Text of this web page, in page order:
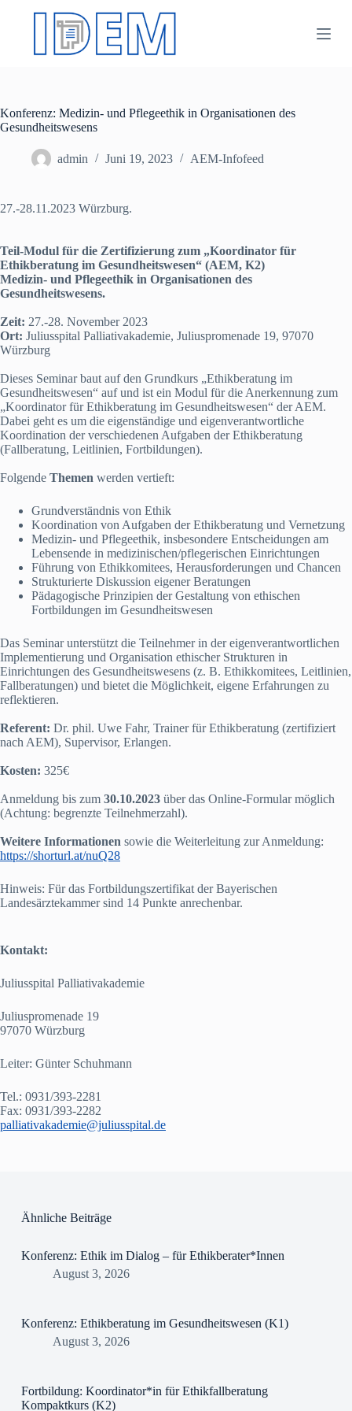
l
t
g
Konferenz: Medizin- und Pflegeethik in Organisationen des
Gesundheitswesens
admin Juni 19, 2023 AEM-Infofeed
27.-28.11.2023 Würzburg.
Teil-Modul für die Zertifizierung zum „Koordinator für
Ethikberatung im Gesundheitswesen“ (AEM, K2)
Medizin- und Pflegeethik in Organisationen des
Gesundheitswesens.
Zeit: 27.-28. November 2023
Ort: Juliusspital Palliativakademie, Juliuspromenade 19, 97070
Würzburg
Dieses Seminar baut auf den Grundkurs „Ethikberatung im
Gesundheitswesen“ auf und ist ein Modul für die Anerkennung zum
„Koordinator für Ethikberatung im Gesundheitswesen“ der AEM.
Dabei geht es um die eigenständige und eigenverantwortliche
Koordination der verschiedenen Aufgaben der Ethikberatung
(Fallberatung, Leitlinien, Fortbildungen).
Folgende Themen werden vertieft:
Grundverständnis von Ethik
Koordination von Aufgaben der Ethikberatung und Vernetzung
Medizin- und Pflegeethik, insbesondere Entscheidungen am
Lebensende in medizinischen/pflegerischen Einrichtungen
Führung von Ethikkomitees, Herausforderungen und Chancen
Strukturierte Diskussion eigener Beratungen
Pädagogische Prinzipien der Gestaltung von ethischen
Fortbildungen im Gesundheitswesen
Das Seminar unterstützt die Teilnehmer in der eigenverantwortlichen
Implementierung und Organisation ethischer Strukturen in
Einrichtungen des Gesundheitswesens (z. B. Ethikkomitees, Leitlinien,
Fallberatungen) und bietet die Möglichkeit, eigene Erfahrungen zu
reflektieren.
Referent: Dr. phil. Uwe Fahr, Trainer für Ethikberatung (zertifiziert
nach AEM), Supervisor, Erlangen.
Kosten: 325€
Anmeldung bis zum 30.10.2023 über das Online-Formular möglich
(Achtung: begrenzte Teilnehmerzahl).
Weitere Informationen sowie die Weiterleitung zur Anmeldung:
https://shorturl.at/nuQ28
Hinweis: Für das Fortbildungszertifikat der Bayerischen
Landesärztekammer sind 14 Punkte anrechenbar.
Kontakt:
Juliusspital Palliativakademie
Juliuspromenade 19
97070 Würzburg
Leiter: Günter Schuhmann
Tel.: 0931/393-2281
Fax: 0931/393-2282
palliativakademie@juliusspital.de
Ähnliche Beiträge
Konferenz: Ethik im Dialog – für Ethikberater*Innen
August 3, 2026
Konferenz: Ethikberatung im Gesundheitswesen (K1)
August 3, 2026
Fortbildung: Koordinator*in für Ethikfallberatung
Kompaktkurs (K2)